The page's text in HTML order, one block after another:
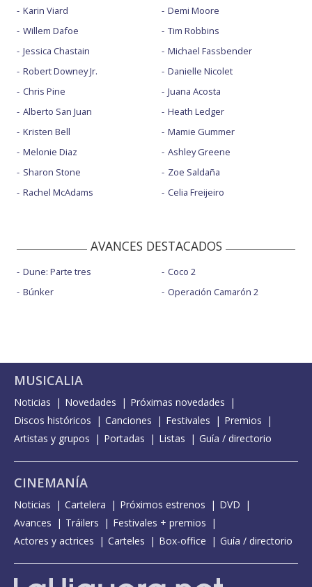
Karin Viard
Willem Dafoe
Jessica Chastain
Robert Downey Jr.
Chris Pine
Alberto San Juan
Kristen Bell
Melonie Diaz
Sharon Stone
Rachel McAdams
Demi Moore
Tim Robbins
Michael Fassbender
Danielle Nicolet
Juana Acosta
Heath Ledger
Mamie Gummer
Ashley Greene
Zoe Saldaña
Celia Freijeiro
AVANCES DESTACADOS
Dune: Parte tres
Búnker
Coco 2
Operación Camarón 2
MUSICALIA
Noticias Novedades
Próximas novedades
Discos históricos
Canciones Festivales
Premios
Artistas y grupos
Portadas Listas Guía / directorio
CINEMANÍA
Noticias Cartelera Próximos estrenos
DVD
Avances
Tráilers
Festivales + premios
Actores y actrices
Carteles Box-office Guía / directorio